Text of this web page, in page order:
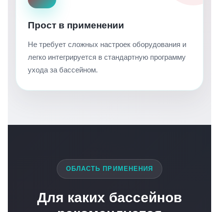
Прост в применении
Не требует сложных настроек оборудования и
легко интегрируется в стандартную программу
ухода за бассейном.
ОБЛАСТЬ ПРИМЕНЕНИЯ
Для каких бассейнов